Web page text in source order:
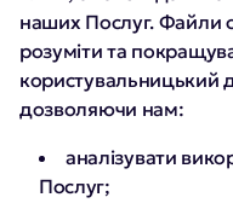
наших Послуг. Файли
розуміти та
користувальницький
дозволяючи нам:
аналізувати
Послуг;